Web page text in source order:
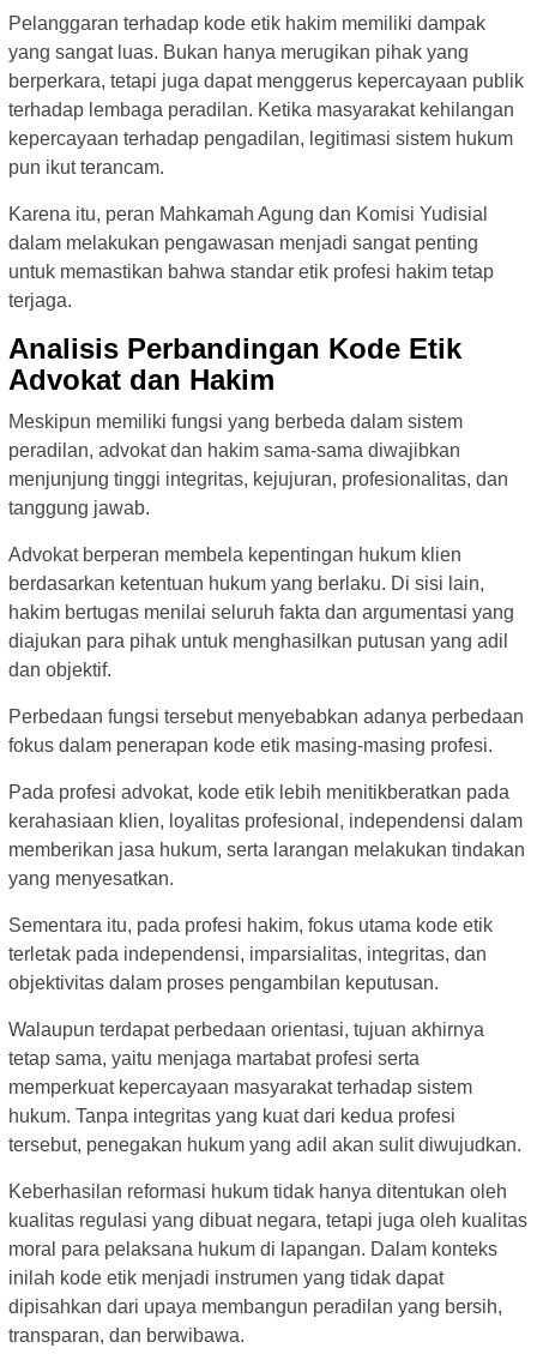
Pelanggaran terhadap kode etik hakim memiliki dampak
yang sangat luas. Bukan hanya merugikan pihak yang
berperkara, tetapi juga dapat menggerus kepercayaan publik
terhadap lembaga peradilan. Ketika masyarakat kehilangan
kepercayaan terhadap pengadilan, legitimasi sistem hukum
pun ikut terancam.
Karena itu, peran Mahkamah Agung dan Komisi Yudisial
dalam melakukan pengawasan menjadi sangat penting
untuk memastikan bahwa standar etik profesi hakim tetap
terjaga.
Analisis Perbandingan Kode Etik
Advokat dan Hakim
Meskipun memiliki fungsi yang berbeda dalam sistem
peradilan, advokat dan hakim sama-sama diwajibkan
menjunjung tinggi integritas, kejujuran, profesionalitas, dan
tanggung jawab.
Advokat berperan membela kepentingan hukum klien
berdasarkan ketentuan hukum yang berlaku. Di sisi lain,
hakim bertugas menilai seluruh fakta dan argumentasi yang
diajukan para pihak untuk menghasilkan putusan yang adil
dan objektif.
Perbedaan fungsi tersebut menyebabkan adanya perbedaan
fokus dalam penerapan kode etik masing-masing profesi.
Pada profesi advokat, kode etik lebih menitikberatkan pada
kerahasiaan klien, loyalitas profesional, independensi dalam
memberikan jasa hukum, serta larangan melakukan tindakan
yang menyesatkan.
Sementara itu, pada profesi hakim, fokus utama kode etik
terletak pada independensi, imparsialitas, integritas, dan
objektivitas dalam proses pengambilan keputusan.
Walaupun terdapat perbedaan orientasi, tujuan akhirnya
tetap sama, yaitu menjaga martabat profesi serta
memperkuat kepercayaan masyarakat terhadap sistem
hukum. Tanpa integritas yang kuat dari kedua profesi
tersebut, penegakan hukum yang adil akan sulit diwujudkan.
Keberhasilan reformasi hukum tidak hanya ditentukan oleh
kualitas regulasi yang dibuat negara, tetapi juga oleh kualitas
moral para pelaksana hukum di lapangan. Dalam konteks
inilah kode etik menjadi instrumen yang tidak dapat
dipisahkan dari upaya membangun peradilan yang bersih,
transparan, dan berwibawa.